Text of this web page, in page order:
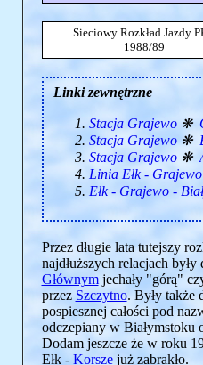
Sieciowy Rozkład Jazdy
1988/89
Linki zewnętrzne
Stacja Grajewo❋
Stacja Grajewo❋
Stacja Grajewo❋
Linia Ełk -
Ełk - Grajewo -
Przez długie lata tutejszy
najdłuższych relacjach
Głównymjechały "górą"
przez Szczytno. Były także
pospiesznej całości pod
odczepiany w Białymstoku
Dodam jeszcze że w roku
Ełk - Korszejuż zabrakło.